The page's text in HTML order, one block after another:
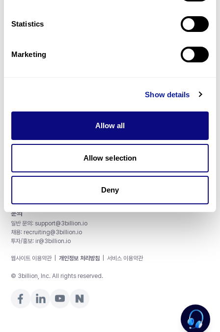
Statistics
Marketing
Show details
Allow all
Allow selection
Deny
매달 뉴스레터를 통해 최신 블로그 포스트와 소식을 받아보세요.
구독하기
사업자등록번호: 290-81-00524
CAP License # 8750906, AU-ID# 2052626
문의
일반 문의: support@3billion.io
채용: recruiting@3billion.io
투자/홍보: ir@3billion.io
웹사이트 이용약관 개인정보 처리방침 서비스 이용약관
© 3billion, Inc. All rights reserved.
제가 도와드릴게요!. 가격이 궁금하신